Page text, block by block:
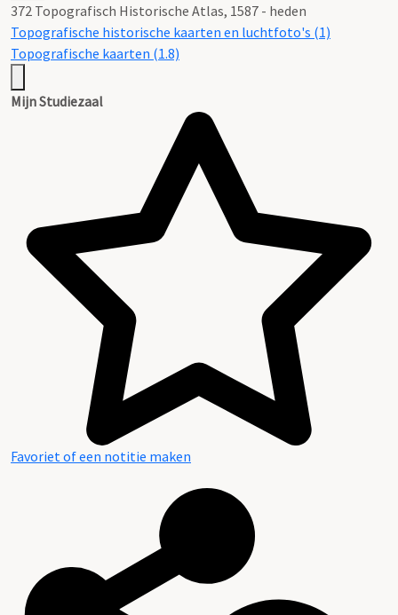
372 Topografisch Historische Atlas, 1587 - heden
Topografische historische kaarten en luchtfoto's (1)
Topografische kaarten (1.8)
Mijn Studiezaal
Favoriet of een notitie maken